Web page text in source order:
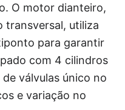
O motor dianteiro,
transversal, utiliza
para garantir
com 4 cilindros
válvulas único no
e variação no